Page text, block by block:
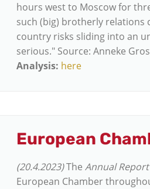
hours west to Moscow for
such (big) brotherly
country risks sliding into an
serious." Source: Anneke
Analysis: here
European
(20.4.2023)The Annual
European Chamber